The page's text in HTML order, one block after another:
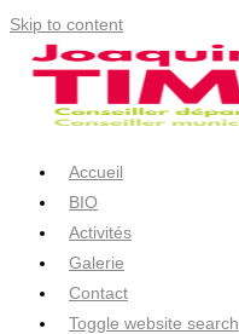
Skip to content
Accueil
BIO
Activités
Galerie
Contact
Toggle website search